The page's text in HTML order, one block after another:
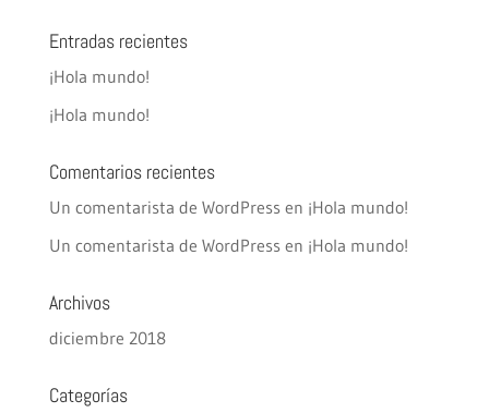
Entradas recientes
¡Hola mundo!
¡Hola mundo!
Comentarios recientes
Un comentarista de WordPressen ¡Hola mundo!
Un comentarista de WordPressen ¡Hola mundo!
Archivos
diciembre 2018
Categorías